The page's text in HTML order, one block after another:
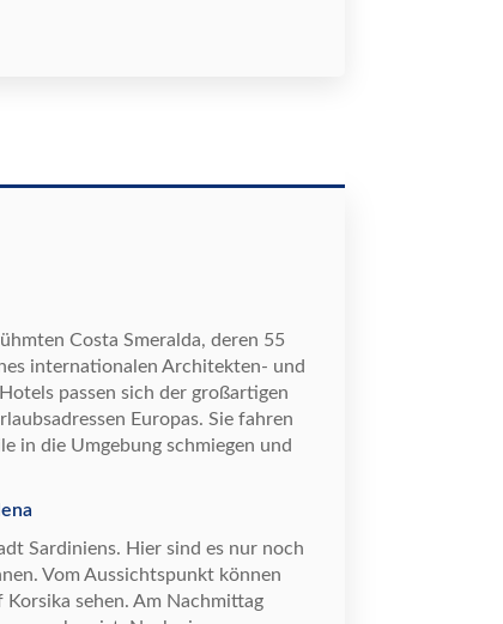
ühmten Costa Smeralda, deren 55
internationalen Architekten- und
passen sich der großartigen
Europas. Sie fahren
in die Umgebung schmiegen und
Sardiniens. Hier sind es nur noch
Vom Aussichtspunkt können
sehen. Am Nachmittag